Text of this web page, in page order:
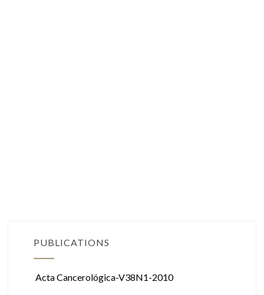
PUBLICATIONS
Acta Cancerológica-V38N1-2010